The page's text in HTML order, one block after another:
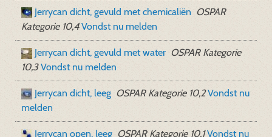
Jerrycan dicht, gevuld met chemicaliën OSPAR
Kategorie 10,4 Vondst nu melden
Jerrycan dicht, gevuld met water OSPAR Kategorie
10,3 Vondst nu melden
Jerrycan dicht, leeg OSPAR Kategorie 10,2 Vondst nu
melden
Jerrycan open, leeg OSPAR Kategorie 10,1 Vondst nu